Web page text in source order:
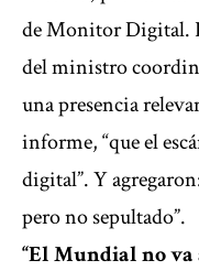
de Monitor Digital.
del ministro
una presencia
informe, “que el
digital”. Y
pero no sepultado”.
“El Mundial no va